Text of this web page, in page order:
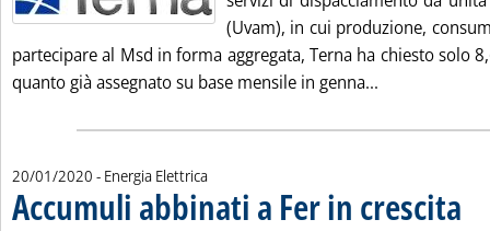
(Uvam), in cui produzione,
partecipare al Msd in forma aggregata, Terna ha chiesto solo
quanto già assegnato su base mensile in genna...
20/01/2020 - Energia Elettrica
Accumuli abbinati a Fer in crescita